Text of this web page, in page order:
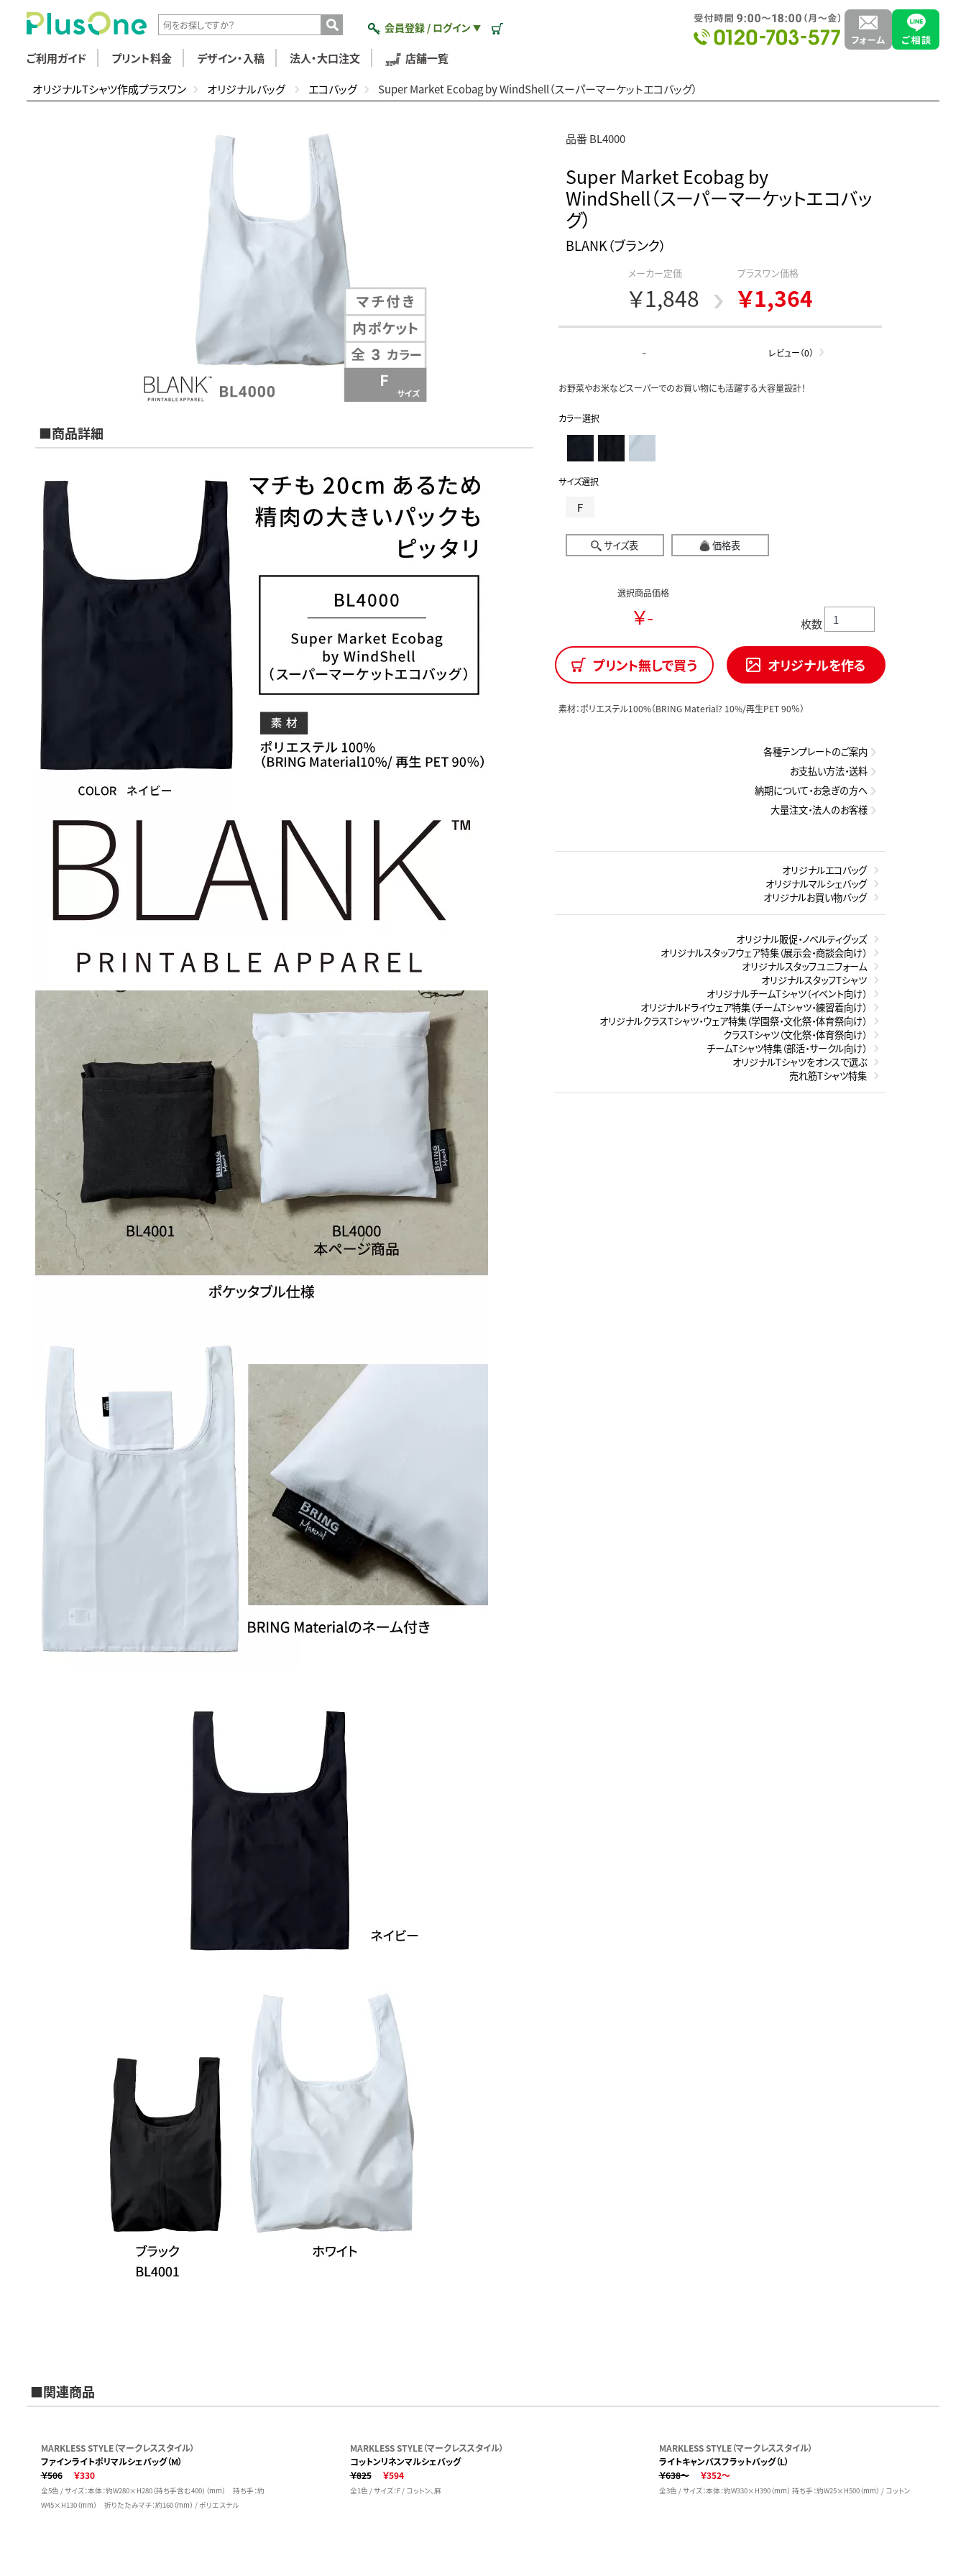
会員登録 / ログイン ▼
ご利用ガイド プリント料金 デザイン・入稿 法人・大口注文 店舗一覧
オリジナルTシャツ作成プラスワン オリジナルバッグ エコバッグ Super Market Ecobag by WindShell（スーパーマーケットエコバッグ）
■商品詳細
品番 BL4000
Super Market Ecobag by
WindShell（スーパーマーケットエコバッ
グ）
BLANK（ブランク）
メーカー定価
￥1,848
プラスワン価格
￥1,364
- レビュー（0）
お野菜やお米などスーパーでのお買い物にも活躍する大容量設計！
カラー選択
サイズ選択
F
サイズ表 価格表
選択商品価格
￥- 枚数
プリント無しで買う オリジナルを作る
素材：ポリエステル100%（BRING Material? 10%/再生PET 90％）
各種テンプレートのご案内
お支払い方法・送料
納期について・お急ぎの方へ
大量注文・法人のお客様
オリジナルエコバッグ
オリジナルマルシェバッグ
オリジナルお買い物バッグ
オリジナル販促・ノベルティグッズ
オリジナルスタッフウェア特集（展示会・商談会向け）
オリジナルスタッフユニフォーム
オリジナルスタッフTシャツ
オリジナルチームTシャツ（イベント向け）
オリジナルドライウェア特集（チームTシャツ・練習着向け）
オリジナルクラスTシャツ・ウェア特集（学園祭・文化祭・体育祭向け）
クラスTシャツ（文化祭・体育祭向け）
チームTシャツ特集（部活・サークル向け）
オリジナルTシャツをオンスで選ぶ
売れ筋Tシャツ特集
■関連商品
MARKLESS STYLE（マークレススタイル）
ファインライトポリマルシェバッグ（M）
￥506
￥330
全5色 / サイズ：本体：約W280×H280（持ち手含む400）（mm） 持ち手：約
W45×H130（mm） 折りたたみマチ：約160（mm） / ポリエステル
MARKLESS STYLE（マークレススタイル）
コットンリネンマルシェバッグ
￥825
￥594
全1色 / サイズ：F / コットン、麻
MARKLESS STYLE（マークレススタイル）
ライトキャンバスフラットバッグ（L）
￥638～
￥352～
全3色 / サイズ：本体：約W330×H390（mm） 持ち手：約W25×H500（mm） / コットン